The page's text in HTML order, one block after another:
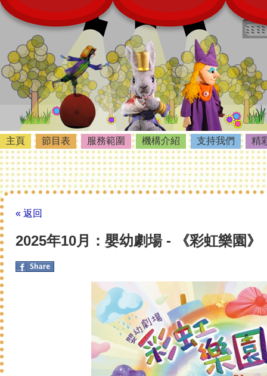
主頁 節目表 服務範圍 機構介紹 支持我們 精
« 返回
2025年10月：嬰幼劇場 - 《彩虹樂園》